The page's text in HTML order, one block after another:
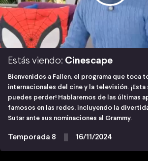
Estás viendo: Cinescape
Bienvenidos a Fallen, el programa que toca
internacionales del cine y la televisión. ¡Esta
puedes perder! Hablaremos de las últimas
famosos en las redes, incluyendo la
Sutar ante sus nominaciones al Grammy.
Temporada 8 16/11/2024